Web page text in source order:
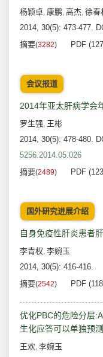
杨颖卓, 康鹏, 高杰, 徐春
2014, 30(5): 473-477.
摘要(3282) PDF
会议报道
2014年亚太肝病学会
罗生强, 王彬
2014, 30(5): 478-480.
5256.2014.05.026
摘要(2489) PDF
国外研究进展介绍
自身免疫性肝炎患者
李青权, 李婉玉
2014, 30(5): 416-416.
摘要(2542) PDF
优化PBC的危险分层
生化应答可以单独预
王欢, 李婉玉